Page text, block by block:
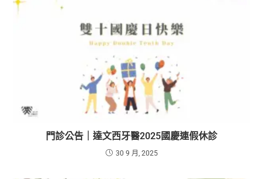
門診公告｜達文西牙醫2025國慶連假休診
30 9 月, 2025